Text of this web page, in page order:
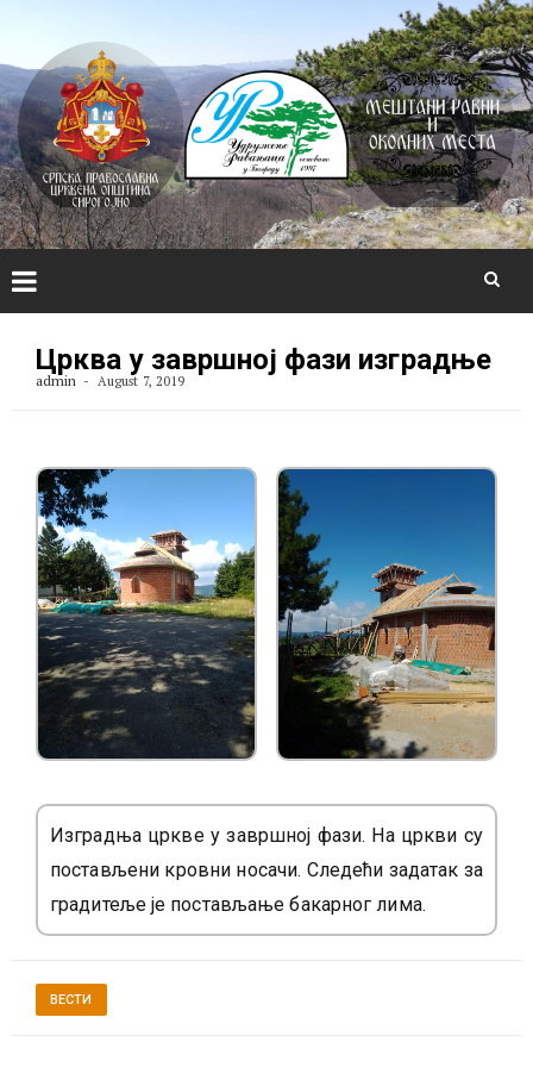
content
Црква у завршној фази изградње
admin August 7, 2019
Изградња цркве у завршној фази. На цркви су
постављени кровни носачи. Следећи задатак за
градитеље је постављање бакарног лима.
ВЕСТИ